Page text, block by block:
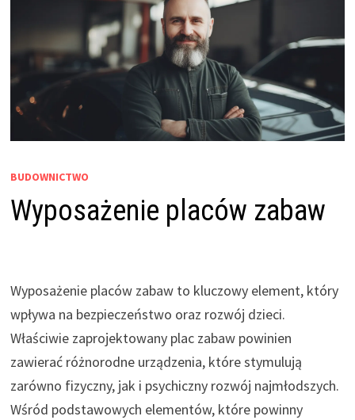
BUDOWNICTWO
Wyposażenie placów zabaw
Wyposażenie placów zabaw to kluczowy element, który
wpływa na bezpieczeństwo oraz rozwój dzieci.
Właściwie zaprojektowany plac zabaw powinien
zawierać różnorodne urządzenia, które stymulują
zarówno fizyczny, jak i psychiczny rozwój najmłodszych.
Wśród podstawowych elementów, które powinny